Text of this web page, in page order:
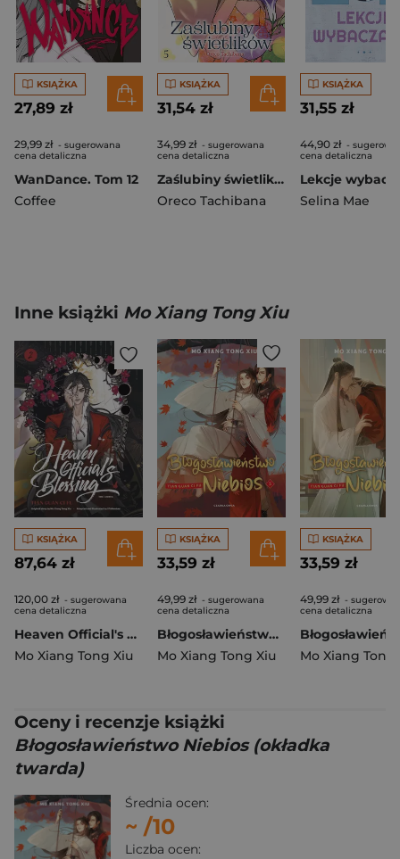
KSIĄŻKA
27,89 zł
29,99 zł - sugerowana
cena detaliczna
WanDance. Tom 12
Coffee
KSIĄŻKA
31,54 zł
34,99 zł - sugerowana
cena detaliczna
Zaślubiny świetlików. Tom 5
Oreco Tachibana
KSIĄŻKA
31,55 zł
44,90 zł -
cena detaliczna
Selina Mae
Inne książki Mo Xiang Tong Xiu
KSIĄŻKA
87,64 zł
120,00 zł - sugerowana
cena detaliczna
Heaven Official's Blessing (The Comic): Volume 2
Mo Xiang Tong Xiu
KSIĄŻKA
33,59 zł
49,99 zł - sugerowana
cena detaliczna
Błogosławieństwo Niebios (okładka miękka)
Mo Xiang Tong Xiu
KSIĄŻKA
33,59 zł
49,99 zł -
cena detaliczna
Mo Xiang Tong
Oceny i recenzje książki
Błogosławieństwo Niebios (okładka
twarda)
Średnia ocen:
~ /10
Liczba ocen: